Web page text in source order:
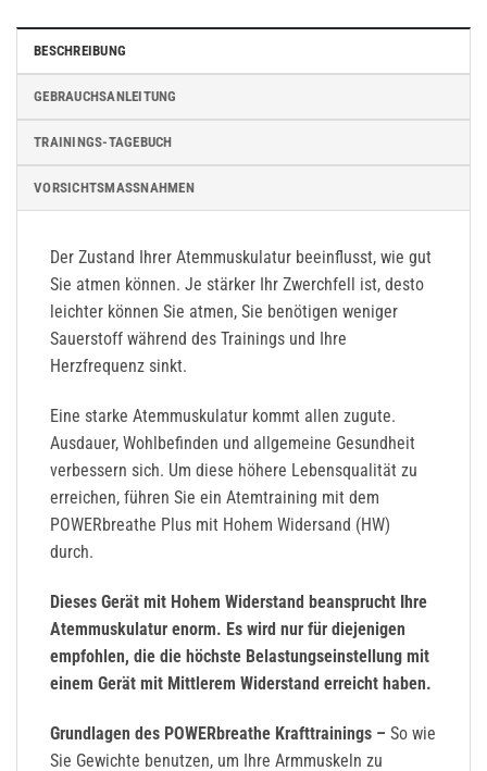
BESCHREIBUNG
GEBRAUCHSANLEITUNG
TRAININGS-TAGEBUCH
VORSICHTSMASSNAHMEN
Der Zustand Ihrer Atemmuskulatur beeinflusst, wie gut
Sie atmen können. Je stärker Ihr Zwerchfell ist, desto
leichter können Sie atmen, Sie benötigen weniger
Sauerstoff während des Trainings und Ihre
Herzfrequenz sinkt.
Eine starke Atemmuskulatur kommt allen zugute.
Ausdauer, Wohlbefinden und allgemeine Gesundheit
verbessern sich. Um diese höhere Lebensqualität zu
erreichen, führen Sie ein Atemtraining mit dem
POWERbreathe Plus mit Hohem Widersand (HW)
durch.
Dieses Gerät mit Hohem Widerstand beansprucht Ihre
Atemmuskulatur enorm. Es wird nur für diejenigen
empfohlen, die die höchste Belastungseinstellung mit
einem Gerät mit Mittlerem Widerstand erreicht haben.
Grundlagen des POWERbreathe Krafttrainings – So wie
Sie Gewichte benutzen, um Ihre Armmuskeln zu